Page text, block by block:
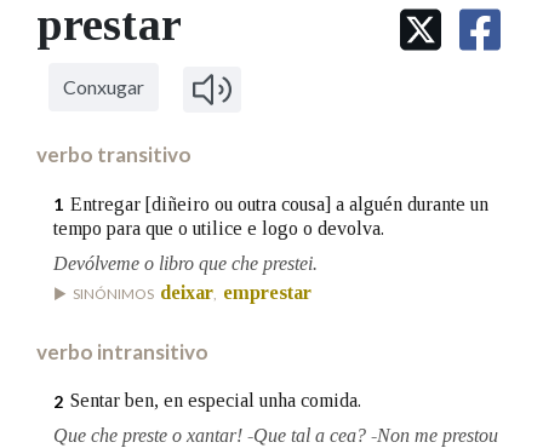
IDENTIDADE CORPORATIVA
MARCIAL DEL ADALID
FIGURAS HOMENAXEADAS
Facebook
TwitterYoutubeInstagram
Bluesky
BUSCAR NOS LEMAS
Comeza por
Contén
Nas definicións
prestar
Conxugar
verbo transitivo
1 Entregar [diñeiro ou outra cousa] a alguén durante un
tempo para que o utilice e logo o devolva.
Devólveme o libro que che prestei.
SINÓNIMOS deixar emprestar
verbo intransitivo
2 Sentar ben, en especial unha comida.
Que che preste o xantar! -Que tal a cea? -Non me prestou